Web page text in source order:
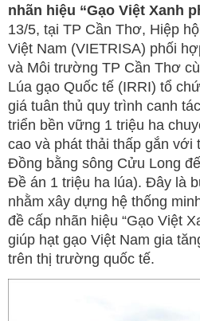
nhãn hiệu “Gạo Việt Xanh
13/5, tại TP Cần Thơ, Hiệp
Việt Nam (VIETRISA) phối
và Môi trường TP Cần Thơ
Lúa gạo Quốc tế (IRRI) tổ
giá tuân thủ quy trình canh
triển bền vững 1 triệu ha
cao và phát thải thấp gắn với
Đồng bằng sông Cửu Long
Đề án 1 triệu ha lúa). Đây là
nhằm xây dựng hệ thống
đề cấp nhãn hiệu “Gạo Việt
giúp hạt gạo Việt Nam gia
trên thị trường quốc tế.